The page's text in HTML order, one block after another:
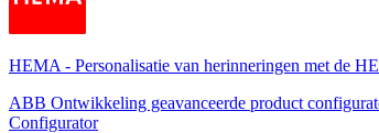
HEMA - Personalisatie van herinneringen met de
ABB Ontwikkeling geavanceerde product
Configurator